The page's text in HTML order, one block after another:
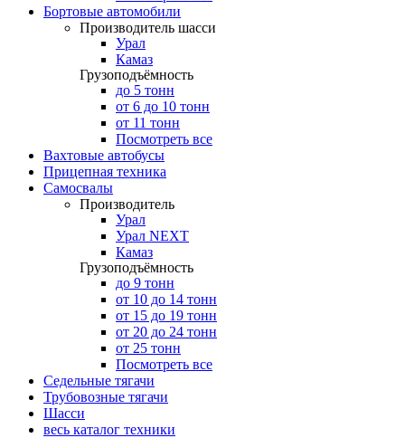
Бортовые автомобили
Производитель шасси
Урал
Камаз
Грузоподъёмность
до 5 тонн
от 6 до 10 тонн
от 11 тонн
Посмотреть все
Вахтовые автобусы
Прицепная техника
Самосвалы
Производитель
Урал
Урал NEXT
Камаз
Грузоподъёмность
до 9 тонн
от 10 до 14 тонн
от 15 до 19 тонн
от 20 до 24 тонн
от 25 тонн
Посмотреть все
Седельные тягачи
Трубовозные тягачи
Шасси
весь каталог техники